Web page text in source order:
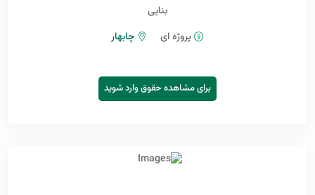
بنایی
پروژه ای
چابهار
برای مشاهده حقوق وارد شوید